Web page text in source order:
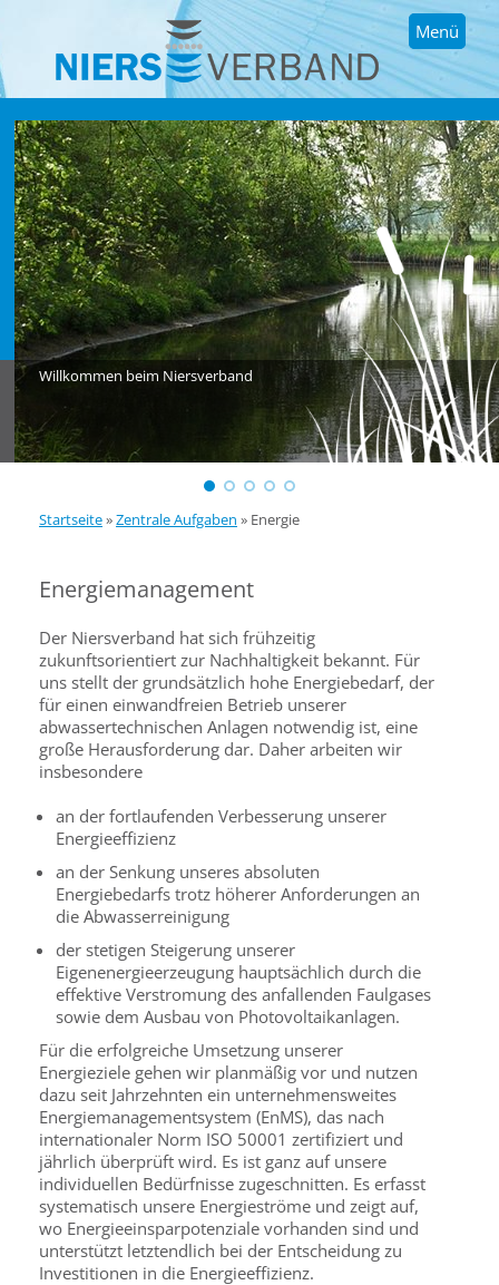
Menü
Willkommen beim Niersverband
Startseite»Zentrale Aufgaben » Energie
Energiemanagement
Der Niersverband hat sich frühzeitig
zukunftsorientiert zur Nachhaltigkeit bekannt. Für
uns stellt der grundsätzlich hohe Energiebedarf, der
für einen einwandfreien Betrieb unserer
abwassertechnischen Anlagen notwendig ist, eine
große Herausforderung dar. Daher arbeiten wir
insbesondere
an der fortlaufenden Verbesserung unserer
Energieeffizienz
an der Senkung unseres absoluten
Energiebedarfs trotz höherer Anforderungen an
die Abwasserreinigung
der stetigen Steigerung unserer
Eigenenergieerzeugung hauptsächlich durch die
effektive Verstromung des anfallenden Faulgases
sowie dem Ausbau von Photovoltaikanlagen.
Für die erfolgreiche Umsetzung unserer
Energieziele gehen wir planmäßig vor und nutzen
dazu seit Jahrzehnten ein unternehmensweites
Energiemanagementsystem (EnMS), das nach
internationaler Norm ISO 50001 zertifiziert und
jährlich überprüft wird. Es ist ganz auf unsere
individuellen Bedürfnisse zugeschnitten. Es erfasst
systematisch unsere Energieströme und zeigt auf,
wo Energieeinsparpotenziale vorhanden sind und
unterstützt letztendlich bei der Entscheidung zu
Investitionen in die Energieeffizienz.